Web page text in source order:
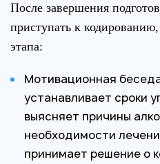
После завершения
приступать к
этапа:
Мотивационная
устанавливает сроки
выясняет причины
необходимости
принимает решение о